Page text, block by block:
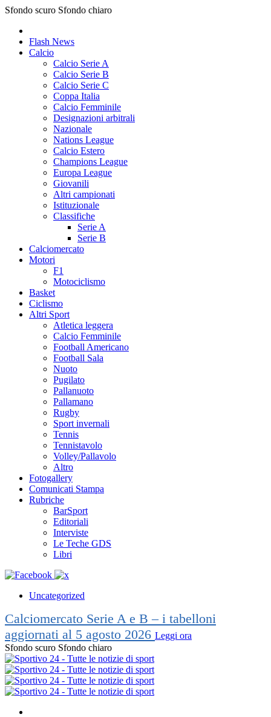
Sfondo scuro Sfondo chiaro
Flash News
Calcio
Calcio Serie A
Calcio Serie B
Calcio Serie C
Coppa Italia
Calcio Femminile
Designazioni arbitrali
Nazionale
Nations League
Calcio Estero
Champions League
Europa League
Giovanili
Altri campionati
Istituzionale
Classifiche
Serie A
Serie B
Calciomercato
Motori
F1
Motociclismo
Basket
Ciclismo
Altri Sport
Atletica leggera
Calcio Femminile
Football Americano
Football Sala
Nuoto
Pugilato
Pallanuoto
Pallamano
Rugby
Sport invernali
Tennis
Tennistavolo
Volley/Pallavolo
Altro
Fotogallery
Comunicati Stampa
Rubriche
BarSport
Editoriali
Interviste
Le Teche GDS
Libri
Uncategorized
Calciomercato Serie A e B – i tabelloni
aggiornati al 5 agosto 2026 Leggi ora
Sfondo scuro Sfondo chiaro